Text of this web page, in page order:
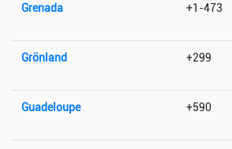
Grenada +1-473
Grönland +299
Guadeloupe +590